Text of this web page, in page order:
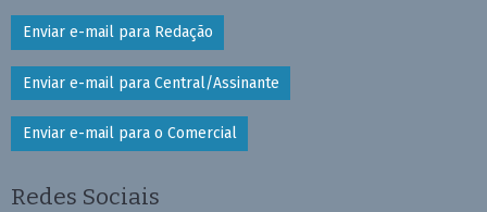
Enviar e-mail para Redação
Enviar e-mail para Central/Assinante
Enviar e-mail para o Comercial
Redes Sociais